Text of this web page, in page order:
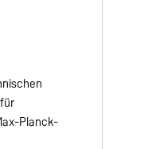
Planck-